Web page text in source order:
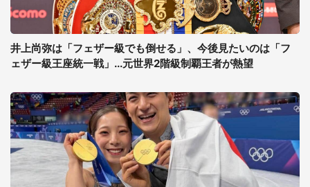
井上尚弥は「フェザー級でも倒せる」、今後見たいのは「フ
ェザー級王座統一戦」...元世界2階級制覇王者が熱望